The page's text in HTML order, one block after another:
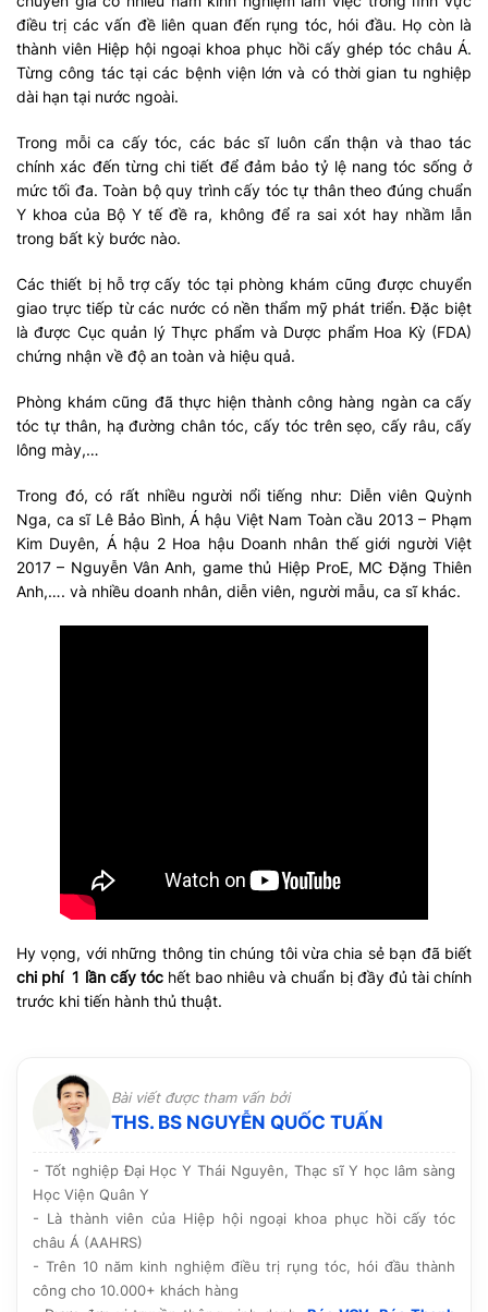
điều trị các vấn đề liên quan đến rụng tóc, hói đầu. Họ còn là
thành viên Hiệp hội ngoại khoa phục hồi cấy ghép tóc châu Á.
Từng công tác tại các bệnh viện lớn và có thời gian tu nghiệp
dài hạn tại nước ngoài.
Trong mỗi ca cấy tóc, các bác sĩ luôn cẩn thận và thao tác
chính xác đến từng chi tiết để đảm bảo tỷ lệ nang tóc sống ở
mức tối đa. Toàn bộ quy trình cấy tóc tự thân theo đúng chuẩn
Y khoa của Bộ Y tế đề ra, không để ra sai xót hay nhầm lẫn
trong bất kỳ bước nào.
Các thiết bị hỗ trợ cấy tóc tại phòng khám cũng được chuyển
giao trực tiếp từ các nước có nền thẩm mỹ phát triển. Đặc biệt
là được Cục quản lý Thực phẩm và Dược phẩm Hoa Kỳ (FDA)
chứng nhận về độ an toàn và hiệu quả.
Phòng khám cũng đã thực hiện thành công hàng ngàn ca cấy
tóc tự thân, hạ đường chân tóc, cấy tóc trên sẹo, cấy râu, cấy
lông mày,…
Trong đó, có rất nhiều người nổi tiếng như: Diễn viên Quỳnh
Nga, ca sĩ Lê Bảo Bình, Á hậu Việt Nam Toàn cầu 2013 – Phạm
Kim Duyên, Á hậu 2 Hoa hậu Doanh nhân thế giới người Việt
2017 – Nguyễn Vân Anh, game thủ Hiệp ProE, MC Đặng Thiên
Anh,…. và nhiều doanh nhân, diễn viên, người mẫu, ca sĩ khác.
Hy vọng, với những thông tin chúng tôi vừa chia sẻ bạn đã biết
chi phí 1 lần cấy tóchết bao nhiêu và chuẩn bị đầy đủ tài chính
trước khi tiến hành thủ thuật.
Bài viết được tham vấn bởi
THS. BS NGUYỄN QUỐC TUẤN
- Tốt nghiệp Đại Học Y Thái Nguyên, Thạc sĩ Y học lâm sàng
Học Viện Quân Y
- Là thành viên của Hiệp hội ngoại khoa phục hồi cấy tóc
châu Á (AAHRS)
- Trên 10 năm kinh nghiệm điều trị rụng tóc, hói đầu thành
công cho 10.000+ khách hàng